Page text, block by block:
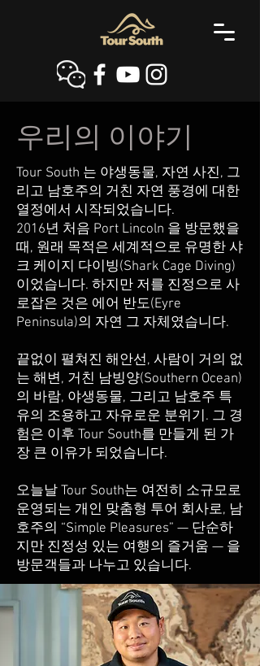
우리의 이야기
Tour South 는 야생동물, 자연 사진, 그
리고 남호주의 거친 자연 풍경에 대한
열정에서 시작되었습니다.
2016년 처음 Port Lincoln 을 방문했을
때, 원래 목적은 세계적으로 유명한 샤
크 케이지 다이빙(Shark Cage Diving)
이었습니다. 하지만 저를 진정으로 사
로잡은 것은 에어 반도(Eyre
Peninsula)의 자연 그 자체였습니다.
끝없이 펼쳐진 해안선, 사람이 거의 없
는 해변, 거친 남빙양(Southern Ocean)
의 바람, 야생동물, 그리고 남호주 특
유의 조용하고 자유로운 분위기. 그 경
험은 이후 Tour South를 만들게 된 가
장 큰 이유가 되었습니다.
오늘날 Tour South는 여전히 소규모로
운영되는 개인 맞춤형 투어 회사로, 남
호주의 “Simple Pleasures” — 단순하
지만 진정성 있는 여행의 즐거움 — 을
방문객들과 나누고 있습니다.